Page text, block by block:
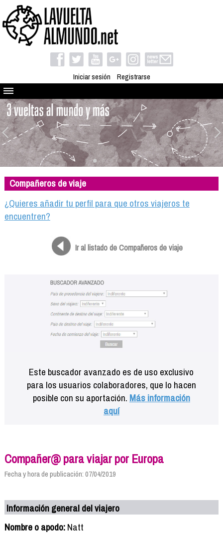
Iniciar sesión Registrarse
Quienes somos
El proyecto
Blog
Viaja con nosotros
Camino solidario
Libros
Compañeros de viaje
Compañeros de viaje
¿Quieres añadir tu perfil para que otros viajeros te
encuentren?
Ir al listado de Compañeros de viaje
Este buscador avanzado es de uso exclusivo
para los usuarios colaboradores, que lo hacen
posible con su aportación. Más información
aquí
Compañer@ para viajar por Europa
Fecha y hora de publicación: 07/04/2019
Información general del viajero
Nombre o apodo:Natt